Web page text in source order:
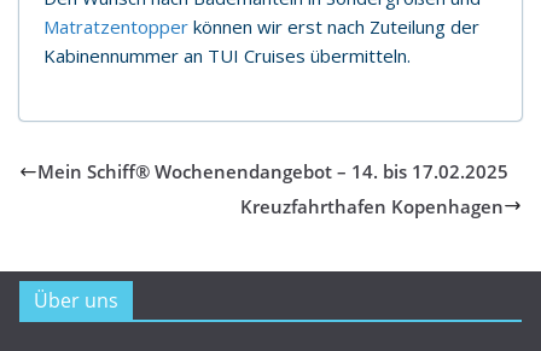
Matratzentopper können wir erst nach Zuteilung der
Kabinennummer an TUI Cruises übermitteln.
Mein Schiff® Wochenendangebot – 14. bis 17.02.2025
Kreuzfahrthafen Kopenhagen
Über uns